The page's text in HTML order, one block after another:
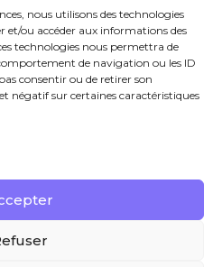
nous utilisons des technologies
et/ou accéder aux informations des
technologies nous permettra de
de navigation ou les ID
consentir ou de retirer son
négatif sur certaines caractéristiques
de formation ?
Mentions légales